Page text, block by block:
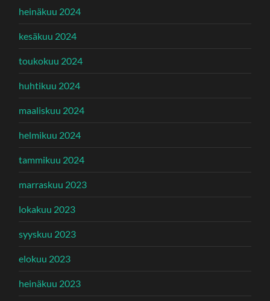
heinäkuu 2024
kesäkuu 2024
toukokuu 2024
huhtikuu 2024
maaliskuu 2024
helmikuu 2024
tammikuu 2024
marraskuu 2023
lokakuu 2023
syyskuu 2023
elokuu 2023
heinäkuu 2023